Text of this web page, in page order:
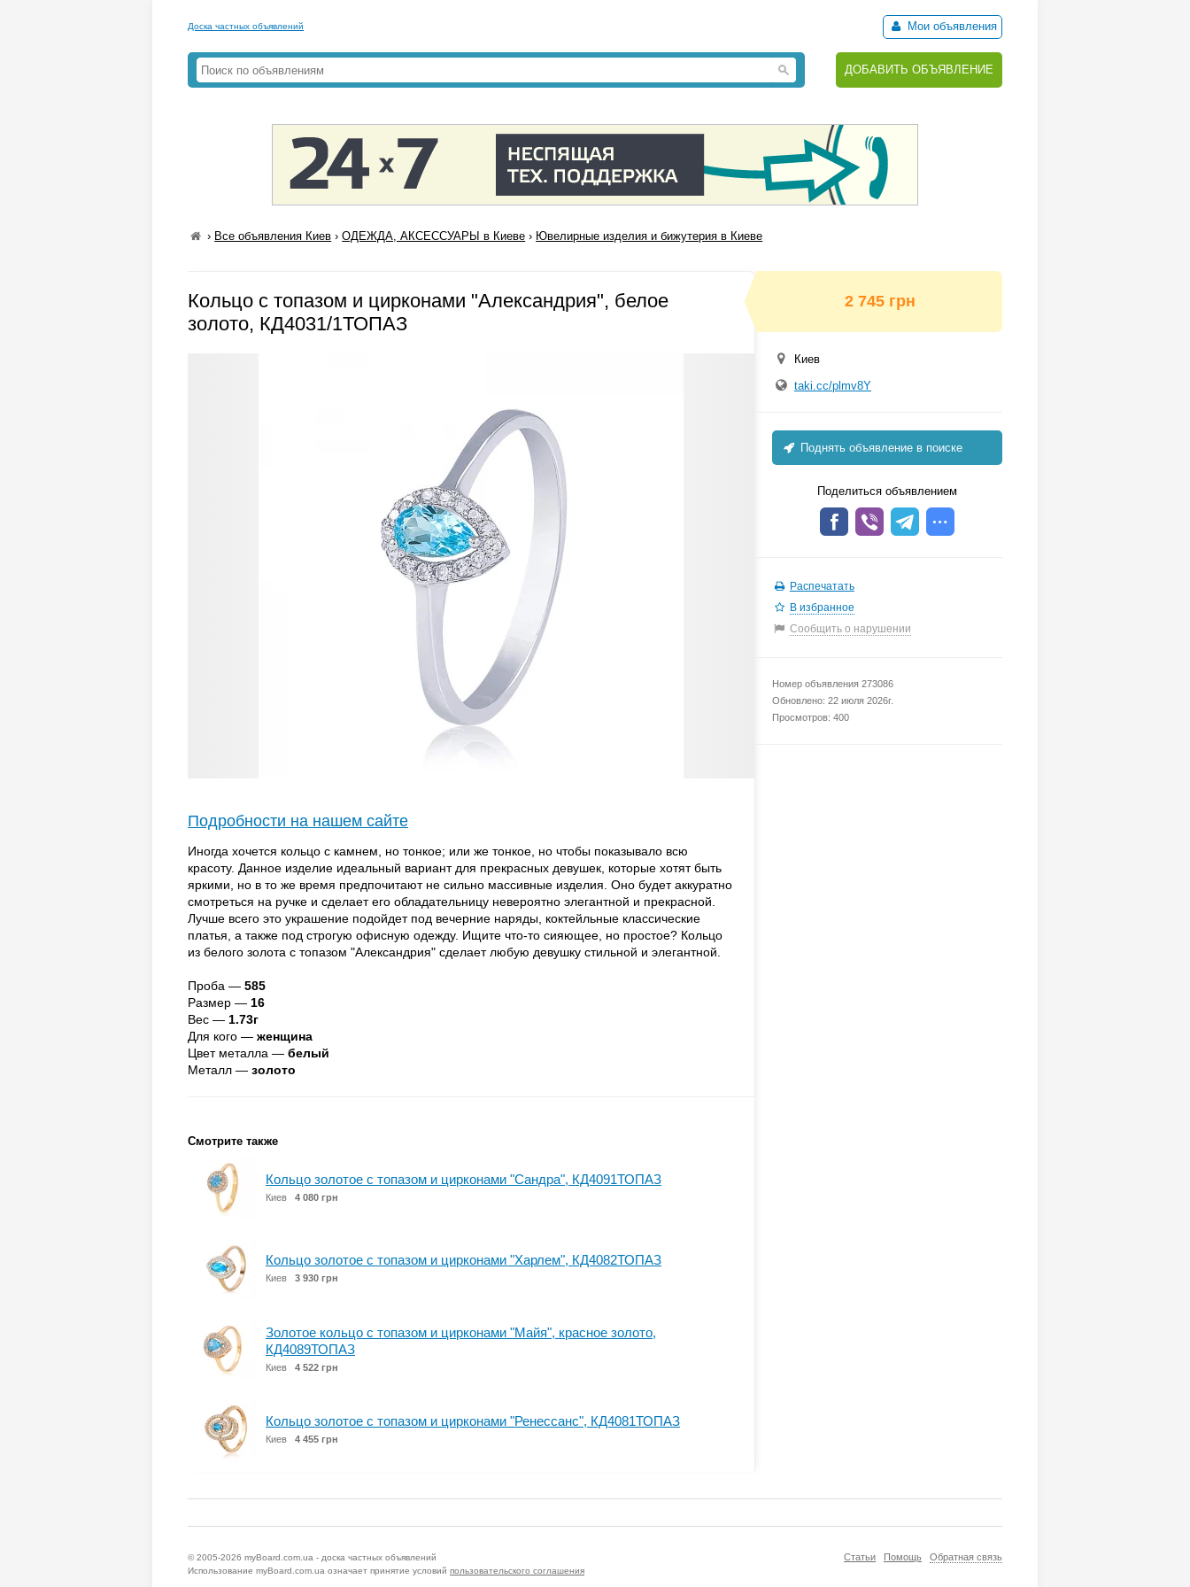
Доска частных объявлений Мои объявления
ДОБАВИТЬ ОБЪЯВЛЕНИЕ
› Все объявления Киев ›ОДЕЖДА, АКСЕССУАРЫ в Киеве › Ювелирные изделия и бижутерия в Киеве
Кольцо с топазом и цирконами "Александрия", белое
золото, КД4031/1ТОПАЗ
Подробности на нашем сайте
Иногда хочется кольцо с камнем, но тонкое; или же тонкое, но чтобы показывало всю
красоту. Данное изделие идеальный вариант для прекрасных девушек, которые хотят быть
яркими, но в то же время предпочитают не сильно массивные изделия. Оно будет аккуратно
смотреться на ручке и сделает его обладательницу невероятно элегантной и прекрасной.
Лучше всего это украшение подойдет под вечерние наряды, коктейльные классические
платья, а также под строгую офисную одежду. Ищите что-то сияющее, но простое? Кольцо
из белого золота с топазом "Александрия" сделает любую девушку стильной и элегантной.
Проба — 585
Размер — 16
Вес — 1.73г
Для кого — женщина
Цвет металла — белый
Металл — золото
Смотрите также
Кольцо золотое с топазом и цирконами "Сандра", КД4091ТОПАЗ
Киев 4 080 грн
Кольцо золотое с топазом и цирконами "Харлем", КД4082ТОПАЗ
Киев 3 930 грн
Золотое кольцо с топазом и цирконами "Майя", красное золото,
КД4089ТОПАЗ
Киев 4 522 грн
Кольцо золотое с топазом и цирконами "Ренессанс", КД4081ТОПАЗ
Киев 4 455 грн
2 745 грн
Киев
taki.cc/plmv8Y
Поднять объявление в поиске
Поделиться объявлением
Распечатать
В избранное
Сообщить о нарушении
Номер объявления 273086
Обновлено: 22 июля 2026г.
Просмотров: 400
Статьи Помощь Обратная связь
© 2005-2026 myBoard.com.ua - доска частных объявлений
Использование myBoard.com.ua означает принятие условий пользовательского соглашения